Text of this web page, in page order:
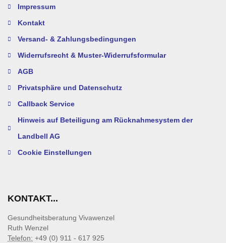
Impressum
Kontakt
Versand- & Zahlungsbedingungen
Widerrufsrecht & Muster-Widerrufsformular
AGB
Privatsphäre und Datenschutz
Callback Service
Hinweis auf Beteiligung am Rücknahmesystem der
Landbell AG
Cookie Einstellungen
KONTAKT...
Gesundheitsberatung Vivawenzel
Ruth Wenzel
Telefon: +49 (0) 911 - 617 925